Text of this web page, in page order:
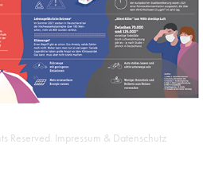
Reserved. Impressum & Datenschutz